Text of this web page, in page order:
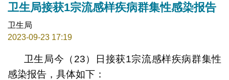
卫生局接获1宗流感样疾病群集性感染报告
卫生局
2023-09-23 17:19
卫生局今（23）日接获1宗流感样疾病群集性
感染报告，具体如下：